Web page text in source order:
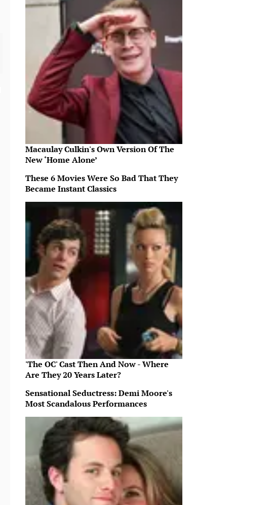
Macaulay Culkin's Own Version Of The
New ‘Home Alone’
These 6 Movies Were So Bad That They
Became Instant Classics
'The OC' Cast Then And Now - Where
Are They 20 Years Later?
Sensational Seductress: Demi Moore's
Most Scandalous Performances